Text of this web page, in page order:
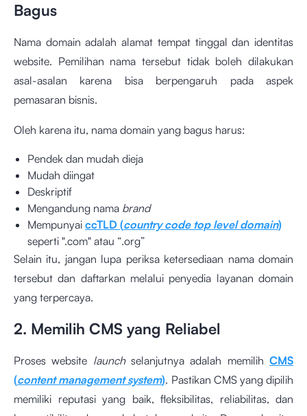
Bagus
Nama domain adalah alamat tempat tinggal dan identitas
website. Pemilihan nama tersebut tidak boleh dilakukan
asal-asalan karena bisa berpengaruh pada aspek
pemasaran bisnis.
Oleh karena itu, nama domain yang bagus harus:
Pendek dan mudah dieja
Mudah diingat
Deskriptif
Mengandung nama brand
Mempunyai ccTLD (country code top level domain)
seperti ".com" atau “.org”
Selain itu, jangan lupa periksa ketersediaan nama domain
tersebut dan daftarkan melalui penyedia layanan domain
yang terpercaya.
2. Memilih CMS yang Reliabel
Proses website launchselanjutnya adalah memilihCMS
(content management system). Pastikan CMS yang dipilih
memiliki reputasi yang baik, fleksibilitas, reliabilitas, dan